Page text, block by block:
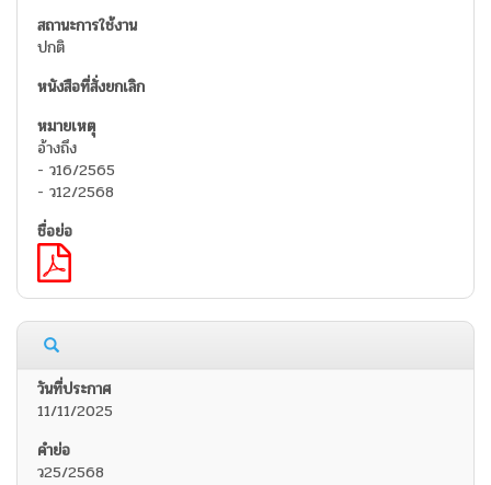
ปกติ
อ้างถึง
- ว16/2565
- ว12/2568
11/11/2025
ว25/2568